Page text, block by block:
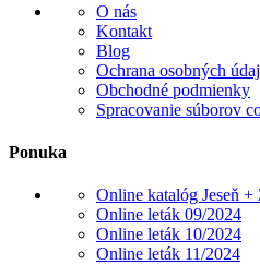
O nás
Kontakt
Blog
Ochrana osobných
Obchodné podmienky
Spracovanie súborov
Ponuka
Online katalóg Jeseň +
Online leták 09/2024
Online leták 10/2024
Online leták 11/2024